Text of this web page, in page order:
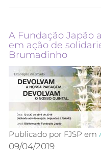
A Fundação Japão
em ação de
Brumadinho
Publicado por FJSP em
09/04/2019